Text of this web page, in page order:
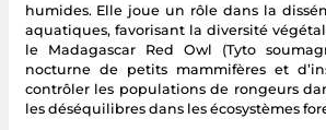
humides. Elle joue un rôle dans la
aquatiques, favorisant la diversité
le Madagascar Red Owl (Tyto
nocturne de petits mammifères et
contrôler les populations de rongeurs
les déséquilibres dans les écosystèmes